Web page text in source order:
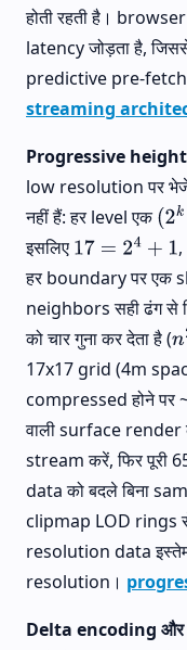
होती रहती है।
latency जोड़ता है,
predictive pre-
streaming
Progressive
low resolution पर
नहीं हैं: हर level एक(2k
इसलिए 17 =24 +1 ,
हर boundary पर एक
neighbors सही ढंग से
को चार गुना कर देता है (n
17x17 grid (4m
compressed होने पर
वाली surface
stream करें, फिर पूरी
data को बदले बिना
clipmap LOD rings
resolution data
resolution।
Delta encoding